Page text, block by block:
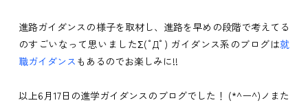
進路ガイダンスの様子を取材し、進路を早めの段階で考えてる
のすごいなって思いましたΣ(ﾟДﾟ) ガイダンス系のブログは就
職ガイダンス もあるのでお楽しみに!!
以上6月17日の進学ガイダンスのブログでした！ (*^ー^)ノまた